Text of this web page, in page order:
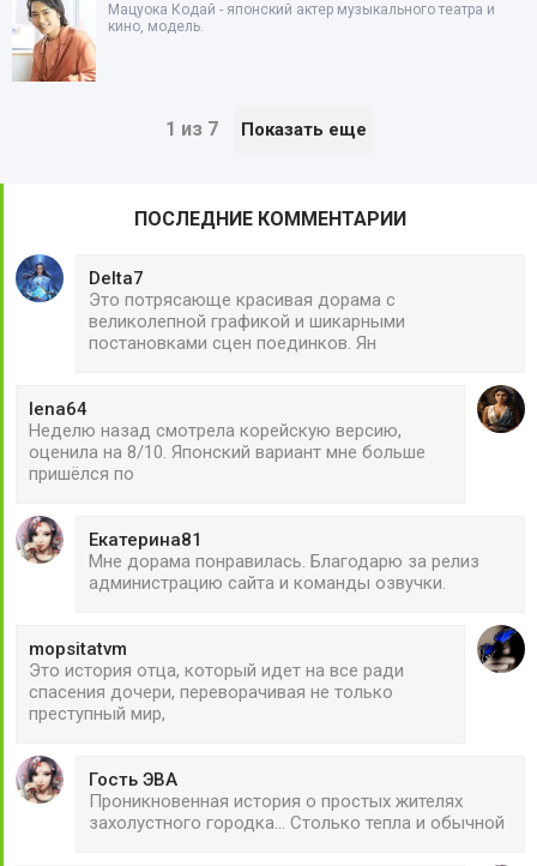
Мацуока Кодай - японский актер музыкального театра и
кино, модель.
1 из 7 Показать еще
ПОСЛЕДНИЕ КОММЕНТАРИИ
Delta7
Это потрясающе красивая дорама с
великолепной графикой и шикарными
постановками сцен поединков. Ян
lena64
Неделю назад смотрела корейскую версию,
оценила на 8/10. Японский вариант мне больше
пришёлся по
Екатерина81
Мне дорама понравилась. Благодарю за релиз
администрацию сайта и команды озвучки.
mopsitatvm
Это история отца, который идет на все ради
спасения дочери, переворачивая не только
преступный мир,
Гость ЭВА
Проникновенная история о простых жителях
захолустного городка... Столько тепла и обычной